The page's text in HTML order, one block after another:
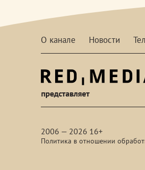
О канале Новости
2006 — 2026 16+
Политика в отношении